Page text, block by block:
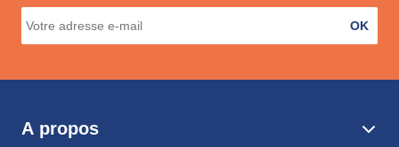
OK
A propos